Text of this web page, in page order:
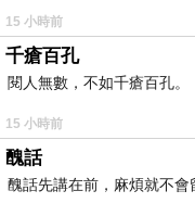
15 小時前
千瘡百孔
閱人無數，不如千瘡百孔。
15 小時前
醜話
醜話先講在前，麻煩就不會